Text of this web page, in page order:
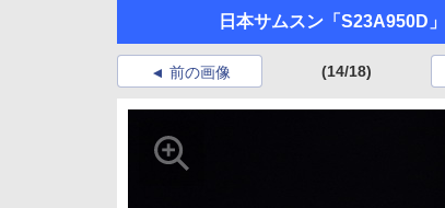
日本サムスン「S23A950D」
前の画像 (14/18)